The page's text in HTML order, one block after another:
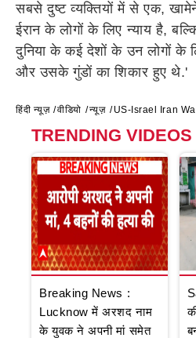
सबसे दुष्ट व्यक्तियों में से एक,
ईरान के लोगों के लिए न्याय है,
दुनिया के कई देशों के उन लोगों के
और उसके गुंडों का शिकार हुए थे.'
हिंदी न्यूज़ वीडियो न्यूज़ US-Israel Iran
TRENDING VIDEOS
Breaking News :
Lucknow में अरशद नाम
के युवक ने अपनी मां समेत